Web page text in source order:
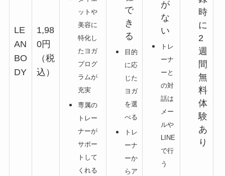
LE
AN
BO
DY
1,98
0円
（税
込）
ットや
美容に
特化し
たヨガ
プログ
ラムが
充実
専属の
トレー
ナーが
サポー
トして
くれる
で
き
る
目的
に応
じた
ヨガ
を選
べる
トレ
ーナ
ーか
らア
が
な
い
トレ
ーナ
ーと
の対
話は
メー
ルや
LINE
で行
う
時
に
2
週
間
無
料
体
験
あ
り